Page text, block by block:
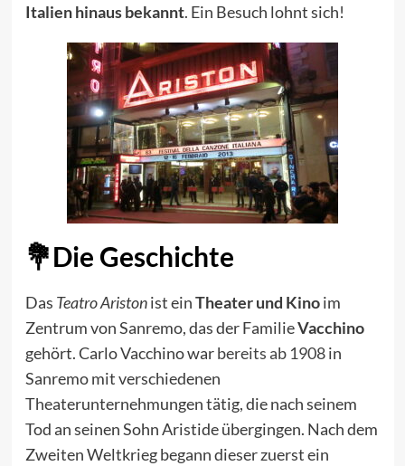
Italien hinaus bekannt. Ein Besuch lohnt sich!
Die Geschichte
Das Teatro Aristonist einTheater und Kinoim
Zentrum von Sanremo, das der FamilieVacchino
gehört. Carlo Vacchino warbereits ab 1908in
Sanremo mit verschiedenen
Theaterunternehmungen tätig, die nach seinem
Tod an seinen Sohn Aristide übergingen. Nach dem
Zweiten Weltkrieg begann dieser zuerst ein